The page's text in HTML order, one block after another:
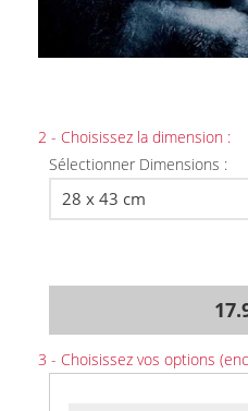
2 - Choisissez la dimension :
Sélectionner Dimensions :
3 - Choisissez vos options